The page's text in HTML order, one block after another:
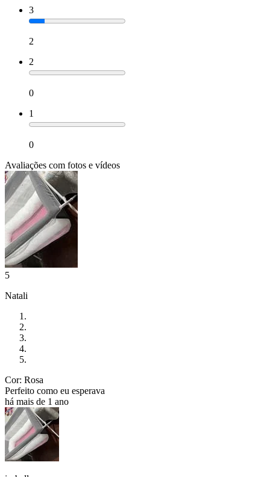
3
2
2
0
1
0
Avaliações com fotos e vídeos
5
Natali
Cor: Rosa
Perfeito como eu esperava
há mais de 1 ano